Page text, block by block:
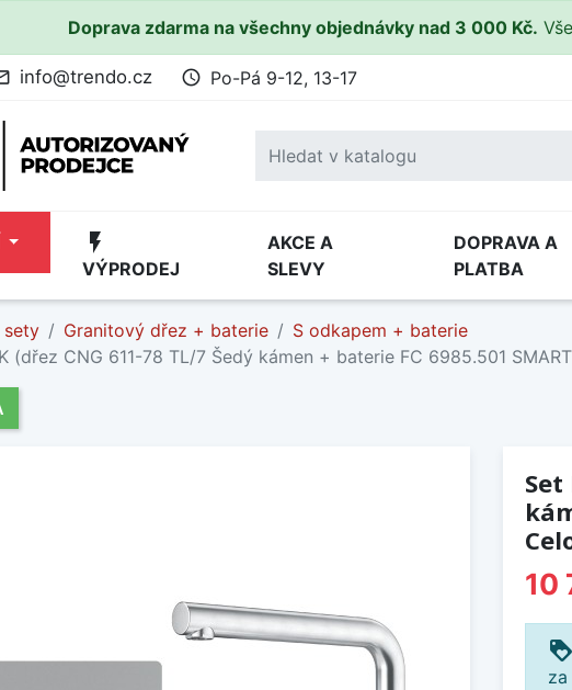
Doprava zdarma na všechny objednávky nad 3 000 Kč.
info@trendo.cz access_time Po-Pá 9-12, 13-17
flash_on
VÝPRODEJ
AKCE A
SLEVY
DOPRAVA A
PLATBA
sety Granitový dřez + baterie
S odkapem + baterie
(dřez CNG 611-78 TL/7 Šedý kámen + baterie FC 6985.501
Set
10
loyalty